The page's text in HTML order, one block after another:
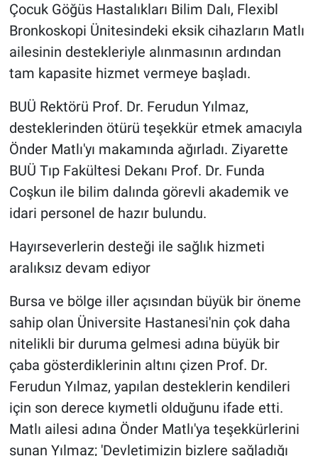
Çocuk Göğüs Hastalıkları Bilim Dalı, Flexibl
Bronkoskopi Ünitesindeki eksik cihazların Matlı
ailesinin destekleriyle alınmasının ardından
tam kapasite hizmet vermeye başladı.
BUÜ Rektörü Prof. Dr. Ferudun Yılmaz,
desteklerinden ötürü teşekkür etmek amacıyla
Önder Matlı'yı makamında ağırladı. Ziyarette
BUÜ Tıp Fakültesi Dekanı Prof. Dr. Funda
Coşkun ile bilim dalında görevli akademik ve
idari personel de hazır bulundu.
Hayırseverlerin desteği ile sağlık hizmeti
aralıksız devam ediyor
Bursa ve bölge iller açısından büyük bir öneme
sahip olan Üniversite Hastanesi'nin çok daha
nitelikli bir duruma gelmesi adına büyük bir
çaba gösterdiklerinin altını çizen Prof. Dr.
Ferudun Yılmaz, yapılan desteklerin kendileri
için son derece kıymetli olduğunu ifade etti.
Matlı ailesi adına Önder Matlı'ya teşekkürlerini
sunan Yılmaz; 'Devletimizin bizlere sağladığı